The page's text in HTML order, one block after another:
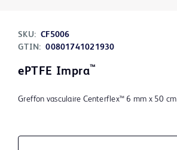
SKU: CF5006
GTIN: 00801741021930
ePTFE Impra™
Greffon vasculaire Centerflex™ 6 mm x 50 cm